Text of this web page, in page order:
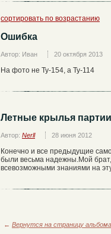
сортировать по возрастанию
Ошибка
Автор: Иван 20 октября 2013
На фото не Ту-154, а Ту-114
Летные крылья партии
Автор: Nerll 28 июня 2012
Конечно и все предыдущие
были весьма надежны.Мой
всевозможными знаниями на
← Вернутся на страницу альбома